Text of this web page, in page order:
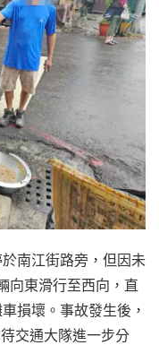
南江街路旁，但因未
向東滑行至西向，直
損壞。事故發生後，
交通大隊進一步分